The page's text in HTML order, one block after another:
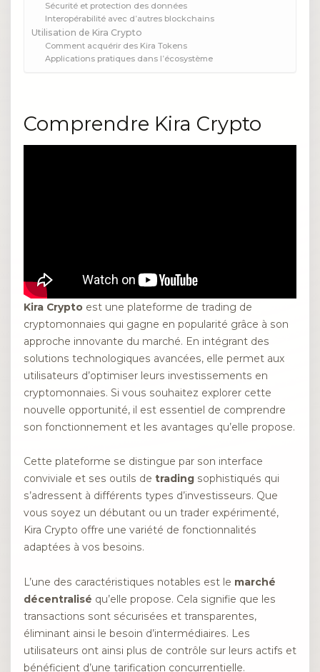
Sécurité et protection des données
Interopérabilité avec d’autres blockchains
Utilisation de Kira Crypto
Comment acquérir des Kira Tokens
Applications pratiques dans l’écosystème
Comprendre Kira Crypto
Kira Crypto est une plateforme de trading de
cryptomonnaies qui gagne en popularité grâce à son
approche innovante du marché. En intégrant des
solutions technologiques avancées, elle permet aux
utilisateurs d’optimiser leurs investissements en
cryptomonnaies. Si vous souhaitez explorer cette
nouvelle opportunité, il est essentiel de comprendre
son fonctionnement et les avantages qu’elle propose.
Cette plateforme se distingue par son interface
conviviale et ses outils de trading sophistiqués qui
s’adressent à différents types d’investisseurs. Que
vous soyez un débutant ou un trader expérimenté,
Kira Crypto offre une variété de fonctionnalités
adaptées à vos besoins.
L’une des caractéristiques notables est le marché
décentralisé qu’elle propose. Cela signifie que les
transactions sont sécurisées et transparentes,
éliminant ainsi le besoin d’intermédiaires. Les
utilisateurs ont ainsi plus de contrôle sur leurs actifs et
bénéficient d’une tarification concurrentielle.